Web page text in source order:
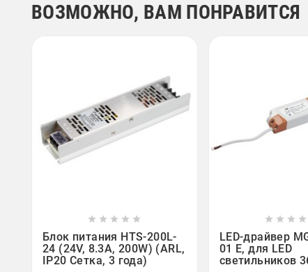
ВОЗМОЖНО, ВАМ ПОНРАВИТСЯ
    
Блок питания HTS-200L-
24 (24V, 8.3A, 200W) (ARL,
IP20 Сетка, 3 года)
   
LED-драйвер
01 E, для LED
светильников